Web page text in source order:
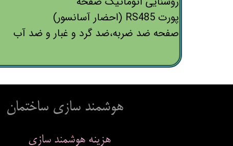
پورت RS485 (احضار آسانسور)
صفحه ضد ضربه،ضد گرد و غبار و ضد آب
هوشمند سازی ساختمان
هزینه هوشمند سازی